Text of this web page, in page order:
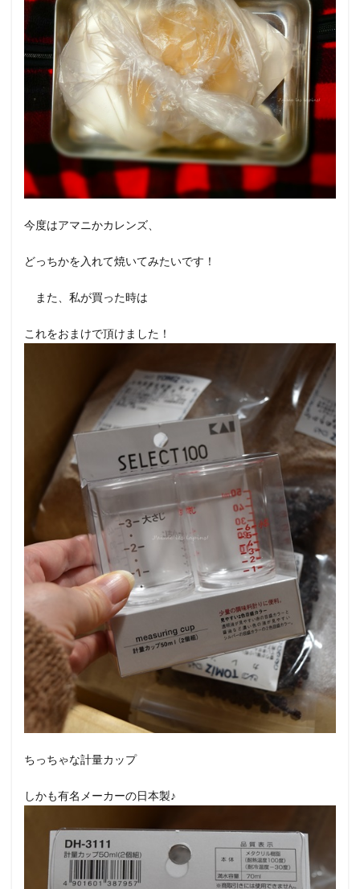
今度はアマニかカレンズ、
どっちかを入れて焼いてみたいです！
また、私が買った時は
これをおまけで頂けました！
ちっちゃな計量カップ
しかも有名メーカーの日本製♪